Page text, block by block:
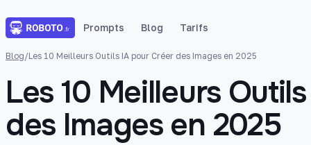
Prompts Blog Tarifs
Blog/Les 10 Meilleurs Outils IA pour Créer des Images en 2025
Les 10 Meilleurs
des Images en 2025